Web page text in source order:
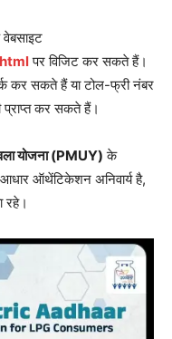
पर विजिट कर सकते हैं।
कर सकते हैं या टोल-फ्री नंबर
प्राप्त कर सकते हैं।
योजना (PMUY) के
आधार ऑथेंटिकेशन अनिवार्य है,
रहे।